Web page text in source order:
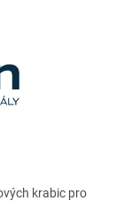
krabic pro